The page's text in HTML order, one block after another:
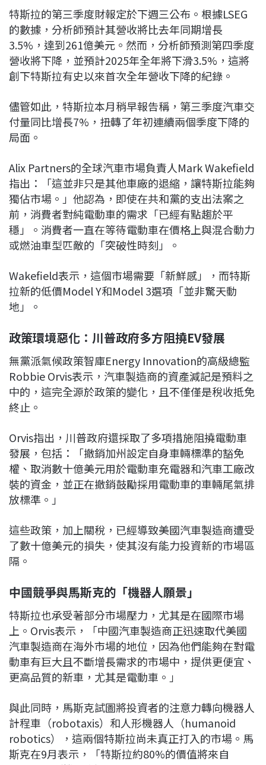
特斯拉的第三季度財報定於下週三公布。根據LSEG
的數據，分析師預計其營收將比去年同期增長
3.5%，達到261億美元。然而，分析師預測第四季度
營收將下降，並預計2025年全年將下滑3.5%，這將
創下特斯拉有史以來首次全年營收下降的紀錄。
儘管如此，特斯拉本月稍早報告稱，第三季度汽車交
付量同比增長7%，扭轉了年初連續兩個季度下降的
局面。
Alix Partners的全球汽車市場負責人Mark Wakefield
指出：「這並非只是其他車廠的退縮，讓特斯拉能夠
獨佔市場。」他認為，即使在共和黨的支出法案之
前，消費者對純電動車的需求「已經有點趨於平
穩」。消費者一直在等待電動車在價格上與混合動力
或燃油車型匹敵的「突破性時刻」。
Wakefield表示，這個市場需要「新鮮感」，而特斯
拉新的低價Model Y和Model 3選項「並非驚天動
地」。
政策環境惡化：川普政府多方阻撓EV發展
無黨派氣候政策智庫Energy Innovation的高級總監
Robbie Orvis表示，汽車製造商的資產減記是預料之
中的，這完全源於政策的變化，且不僅僅是稅收抵免
終止。
Orvis指出，川普政府還採取了多項措施阻撓電動車
發展，包括：「撤銷加州設定自身車輛標準的豁免
權、取消數十億美元用於電動車充電器和汽車工廠改
裝的資金，並正在撤銷鼓勵採用電動車的車輛尾氣排
放標準。」
這些政策，加上關稅，已經導致美國汽車製造商遭受
了數十億美元的損失，使其沒有能力投資新的市場區
隔。
中國競爭與馬斯克的「機器人願景」
特斯拉也承受著部分市場壓力，尤其是在國際市場
上。Orvis表示，「中國汽車製造商正迅速取代美國
汽車製造商在海外市場的地位，因為他們能夠在對電
動車有巨大且不斷增長需求的市場中，提供更便宜、
更高品質的新車，尤其是電動車。」
與此同時，馬斯克試圖將投資者的注意力轉向機器人
計程車（robotaxis）和人形機器人（humanoid
robotics），這兩個特斯拉尚未真正打入的市場。馬
斯克在9月表示，「特斯拉約80%的價值將來自